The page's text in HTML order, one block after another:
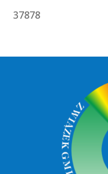
37878